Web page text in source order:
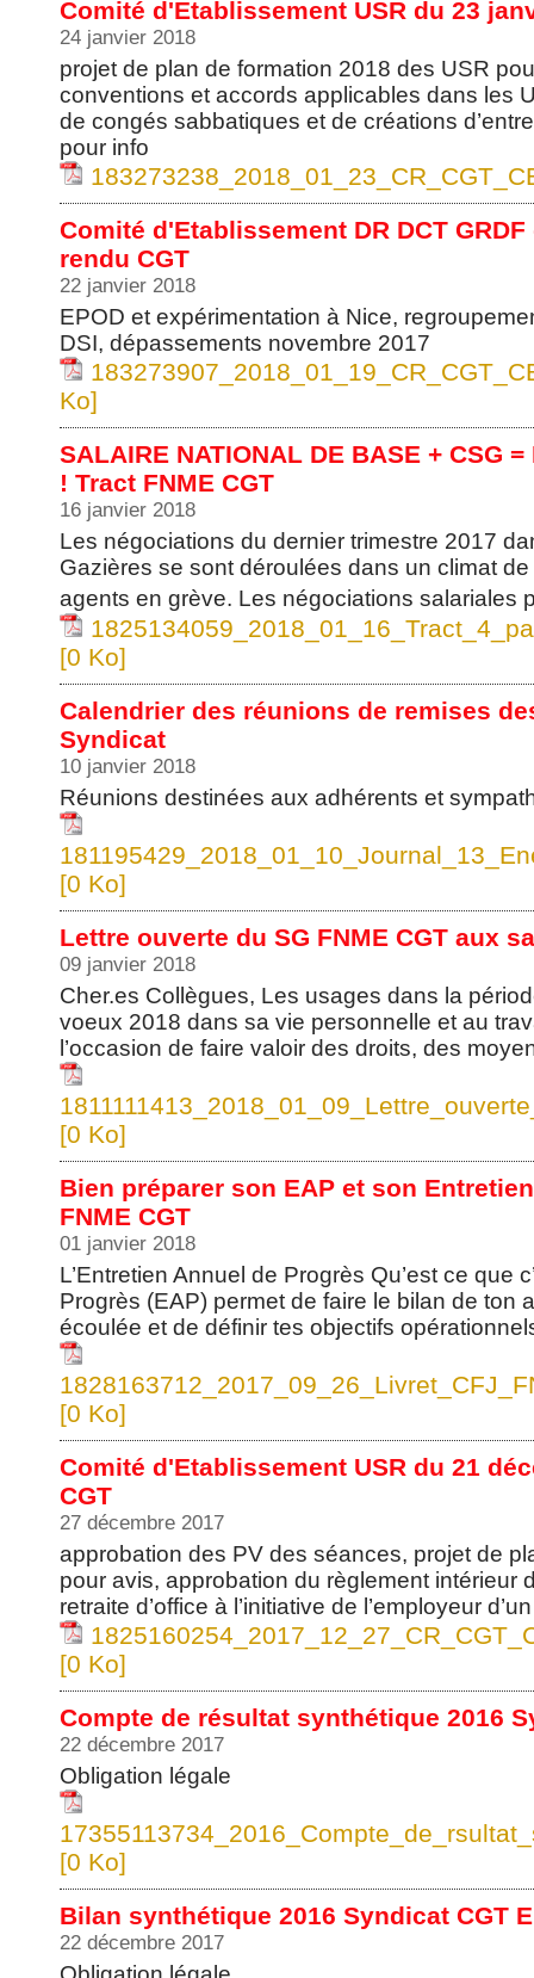
Comité d'Etablissement USR du 23
24 janvier 2018
projet de plan de formation 2018 des USR
conventions et accords applicables dans les
de congés sabbatiques et de créations
pour info
Comité d'Etablissement DR DCT
rendu CGT
22 janvier 2018
EPOD et expérimentation à Nice,
DSI, dépassements novembre 2017
Ko]
SALAIRE NATIONAL DE BASE + CSG
! Tract FNME CGT
16 janvier 2018
Les négociations du dernier trimestre 2017
Gazières se sont déroulées dans un climat
agents en grève. Les négociations
[0 Ko]
Calendrier des réunions de remises
Syndicat
10 janvier 2018
Réunions destinées aux adhérents et
[0 Ko]
Lettre ouverte du SG FNME CGT aux
09 janvier 2018
Cher.es Collègues, Les usages dans la
voeux 2018 dans sa vie personnelle et au
l’occasion de faire valoir des droits, des
[0 Ko]
Bien préparer son EAP et son
FNME CGT
01 janvier 2018
L’Entretien Annuel de Progrès Qu’est ce que
Progrès (EAP) permet de faire le bilan de ton
écoulée et de définir tes objectifs
[0 Ko]
Comité d'Etablissement USR du 21
CGT
27 décembre 2017
approbation des PV des séances, projet de
pour avis, approbation du règlement intérieur
retraite d’office à l’initiative de l’employeur
[0 Ko]
Compte de résultat synthétique 2016
22 décembre 2017
Obligation légale
[0 Ko]
Bilan synthétique 2016 Syndicat CGT
22 décembre 2017